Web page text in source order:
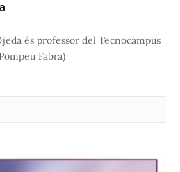
és professor del Tecnocampus
Fabra)